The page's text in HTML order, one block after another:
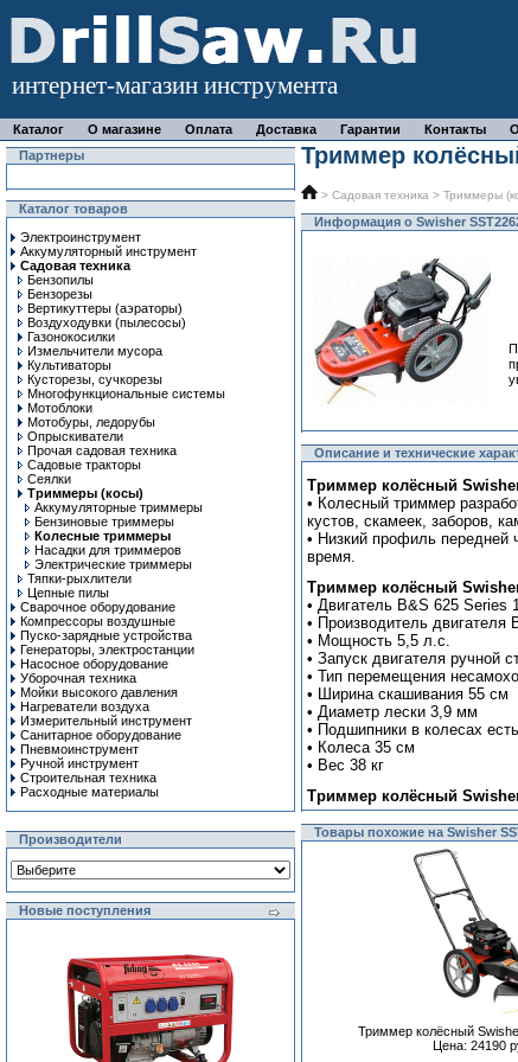
интернет-магазин инструмента
Каталог О магазине Оплата Доставка Гарантии Контакты
Партнеры
Каталог товаров
Электроинструмент
Аккумуляторный инструмент
Садовая техника
Бензопилы
Бензорезы
Вертикуттеры (аэраторы)
Воздуходувки (пылесосы)
Газонокосилки
Измельчители мусора
Культиваторы
Кусторезы, сучкорезы
Многофункциональные системы
Мотоблоки
Мотобуры, ледорубы
Опрыскиватели
Прочая садовая техника
Садовые тракторы
Сеялки
Триммеры (косы)
Аккумуляторные триммеры
Бензиновые триммеры
Колесные триммеры
Насадки для триммеров
Электрические триммеры
Тяпки-рыхлители
Цепные пилы
Сварочное оборудование
Компрессоры воздушные
Пуско-зарядные устройства
Генераторы, электростанции
Насосное оборудование
Уборочная техника
Мойки высокого давления
Нагреватели воздуха
Измерительный инструмент
Санитарное оборудование
Пневмоинструмент
Ручной инcтрумент
Строительная техника
Расходные материалы
Производители
Новые поступления
Триммер
> Садовая техника > Триммеры
Информация о Swisher
Описание и технические
Триммер колёсный
• Колесный триммер
кустов, скамеек, заборов,
• Низкий профиль передней
время.
Триммер колёсный Swisher
• Двигатель B&S 625 Series
• Производитель двигателя
• Мощность 5,5 л.с.
• Запуск двигателя ручной
• Тип перемещения
• Ширина скашивания 55 см
• Диаметр лески 3,9 мм
• Подшипники в колесах есть
• Колеса 35 см
• Вес 38 кг
Триммер колёсный
Товары похожие на Swisher
Триммер колёсный
Цена: 24190